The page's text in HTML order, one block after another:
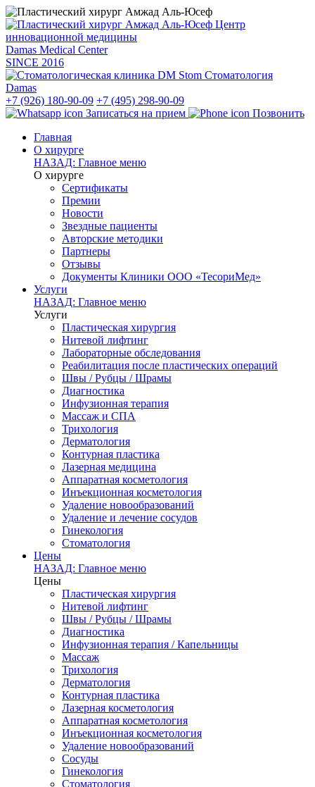
Центр
инновационной медицины
Damas Medical Center
SINCE 2016
Стоматология
Damas
+7 (926) 180-90-09 +7 (495) 298-90-09
Записаться на прием
Позвонить
Главная
О хирурге
НАЗАД: Главное меню
О хирурге
Сертификаты
Премии
Новости
Звездные пациенты
Авторские методики
Партнеры
Отзывы
Документы Клиники ООО «ТесориМед»
Услуги
НАЗАД: Главное меню
Услуги
Пластическая хирургия
Нитевой лифтинг
Лабораторные обследования
Реабилитация после пластических операций
Швы / Рубцы / Шрамы
Диагностика
Инфузионная терапия
Массаж и СПА
Трихология
Дерматология
Контурная пластика
Лазерная медицина
Аппаратная косметология
Инъекционная косметология
Удаление новообразований
Удаление и лечение сосудов
Гинекология
Стоматология
Цены
НАЗАД: Главное меню
Цены
Пластическая хирургия
Нитевой лифтинг
Швы / Рубцы / Шрамы
Диагностика
Инфузионная терапия / Капельницы
Массаж
Трихология
Дерматология
Контурная пластика
Лазерная косметология
Аппаратная косметология
Инъекционная косметология
Удаление новообразований
Сосуды
Гинекология
Стоматология